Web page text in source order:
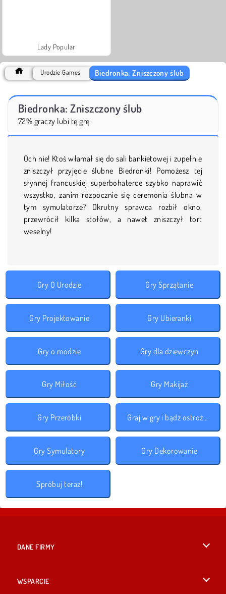
Lady Popular
Urodzie Games Biedronka: Zniszczony ślub
Biedronka: Zniszczony ślub
72% graczy lubi tę grę
Och nie! Ktoś włamał się do sali bankietowej i zupełnie
zniszczył przyjęcie ślubne Biedronki! Pomożesz tej
słynnej francuskiej superbohaterce szybko naprawić
wszystko, zanim rozpocznie się ceremonia ślubna w
tym symulatorze? Okrutny sprawca rozbił okno,
przewrócił kilka stołów, a nawet zniszczył tort
weselny!
Gry O Urodzie Gry Sprzątanie
Gry Projektowanie Gry Ubieranki
Gry o modzie Gry dla dziewczyn
Gry Miłość Gry Makijaż
Gry Przeróbki Graj w gry i bądź ostrożny!
Gry Symulatory Gry Dekorowanie
Spróbuj teraz!
DANE FIRMY
WSPARCIE